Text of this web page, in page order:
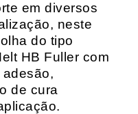
em diversos
neste
do tipo
HB Fuller com
de cura